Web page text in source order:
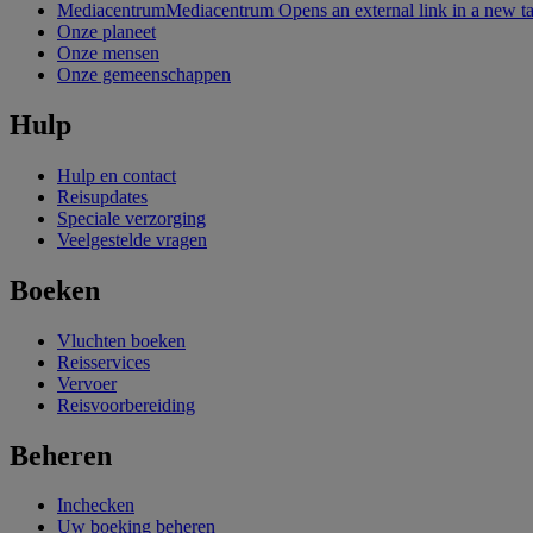
MediacentrumMediacentrum Opens an external link in a new
Onze planeet
Onze mensen
Onze gemeenschappen
Hulp
Hulp en contact
Reisupdates
Speciale verzorging
Veelgestelde vragen
Boeken
Vluchten boeken
Reisservices
Vervoer
Reisvoorbereiding
Beheren
Inchecken
Uw boeking beheren